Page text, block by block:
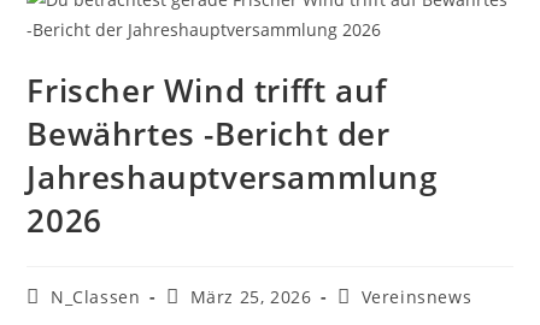
Frischer Wind trifft auf
Bewährtes -Bericht der
Jahreshauptversammlung
2026
N_Classen März 25, 2026 Vereinsnews